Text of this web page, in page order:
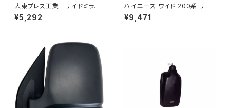
大東プレス工業 サイドミラー/
バックミラーH400 小判 DI-
8 DI-8
¥5,292
ハイエース ワイド 200系 サン
シェード キャンピング 4層構造
車中泊 遮光 断熱 暑さ対策 盗
¥9,471